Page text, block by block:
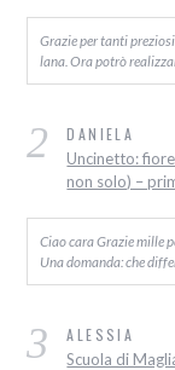
Grazie per tanti
lana. Ora potrò
2 DANIELA
Uncinetto:
non solo) –
Ciao cara Grazie mille
Una domanda: che
3 ALESSIA
Scuola di